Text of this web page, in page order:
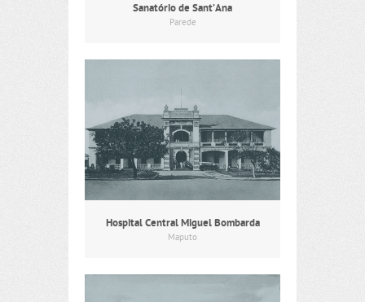
Sanatório de Sant’Ana
Parede
Hospital Central Miguel Bombarda
Maputo